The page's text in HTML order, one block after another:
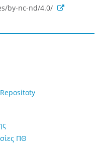
by-nc-nd/4.0/
ΠΘ